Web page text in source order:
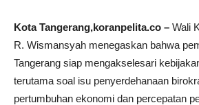
Kota Tangerang,koranpelita.co – Wali
R. Wismansyah menegaskan bahwa
Tangerang siap mengakselesari
terutama soal isu penyerdehanaan
pertumbuhan ekonomi dan percepatan